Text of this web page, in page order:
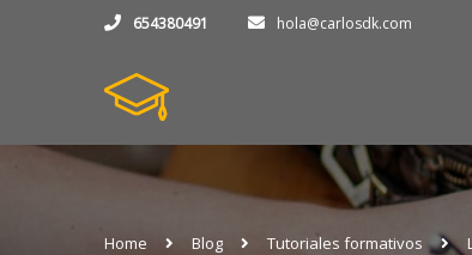
654380491 hola@carlosdk.com
Home Blog Tutoriales formativos